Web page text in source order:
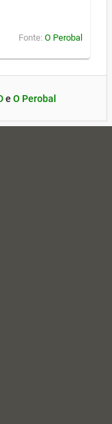
Fonte: O Perobal
e O Perobal